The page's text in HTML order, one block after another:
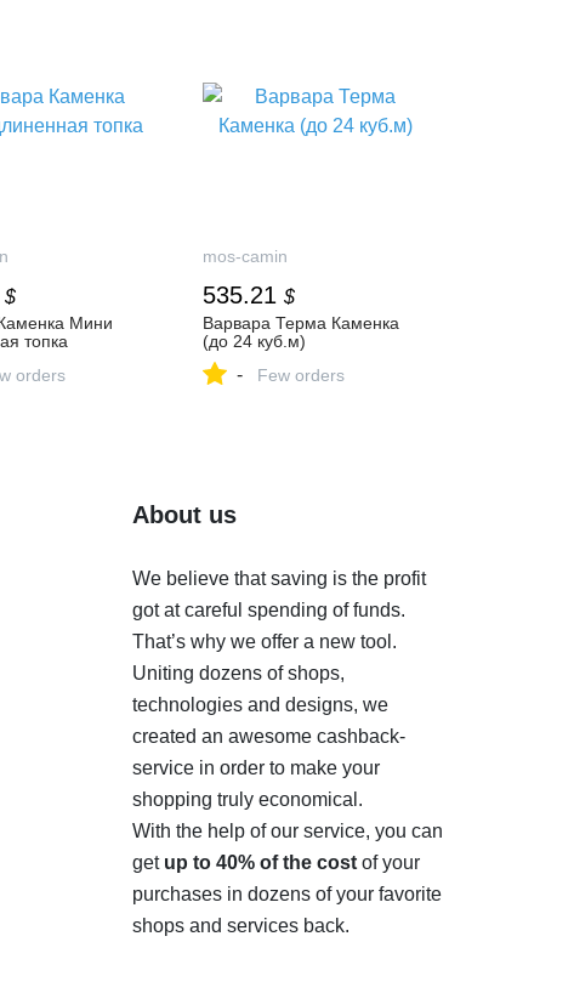
$
Мини
топка
orders
mos-camin
535.21 $
Варвара Терма Каменка
(до 24 куб.м)
- Few orders
About us
We believe that saving is the profit
got at careful spending of funds.
That’s why we offer a new tool.
Uniting dozens of shops,
technologies and designs, we
created an awesome cashback-
service in order to make your
shopping truly economical.
With the help of our service, you can
get up to 40% of the costof your
purchases in dozens of your favorite
shops and services back.